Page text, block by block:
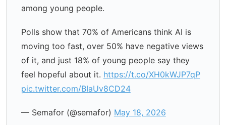
among young people.
Polls show that 70% of Americans think AI is
moving too fast, over 50% have negative views
of it, and just 18% of young people say they
feel hopeful about it. https://t.co/XH0kWJP7qP
pic.twitter.com/BIaUv8CD24
— Semafor (@semafor) May 18, 2026